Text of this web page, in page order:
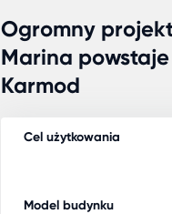
Ogromny
Marina
Karmod
Cel użytkowania
Model budynku